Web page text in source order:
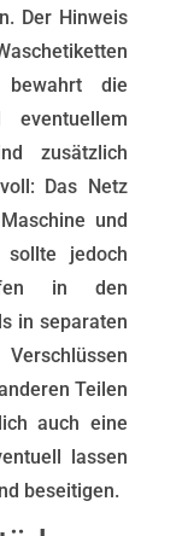
Der Hinweis
die
zusätzlich
Das Netz
und
sollte jedoch
in den
in separaten
Teilen
auch eine
lassen
beseitigen.